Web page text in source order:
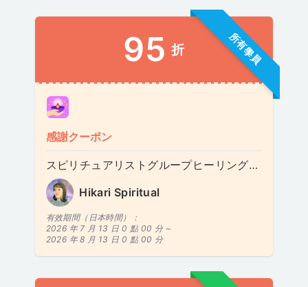
所有學員
95 折
感謝クーポン
スピリチュアリストグループヒーリングとスピリチュアリストヒーリングサービス
Hikari Spiritual
有效期間（日本時間）：
2026 年 7 月 13 日 0 點 00 分 ~
2026 年 8 月 13 日 0 點 00 分